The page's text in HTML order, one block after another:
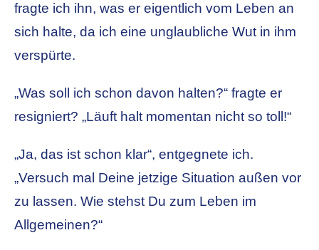
fragte ich ihn, was er eigentlich vom Leben an
sich halte, da ich eine unglaubliche Wut in ihm
verspürte.
„Was soll ich schon davon halten?“ fragte er
resigniert? „Läuft halt momentan nicht so toll!“
„Ja, das ist schon klar“, entgegnete ich.
„Versuch mal Deine jetzige Situation außen vor
zu lassen. Wie stehst Du zum Leben im
Allgemeinen?“